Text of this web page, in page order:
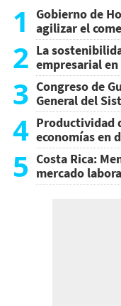
1
Gobierno de
agilizar el
2 La
empresarial
3 Congreso de
General del
4 Productividad
economías en
5 Costa Rica:
mercado